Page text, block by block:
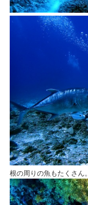
根の周りの魚もたくさん。